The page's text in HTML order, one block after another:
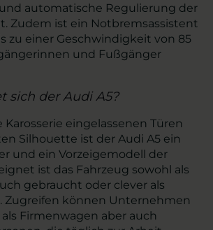
automatische Regulierung der
Zudem ist ein Notbremsassistent
zu einer Geschwindigkeit von 85
und Fußgänger
sich der Audi A5?
Karosserie eingelassenen Türen
Silhouette ist der Audi A5 ein
und ein Vorzeigemodell der
ist das Fahrzeug sowohl als
gebraucht oder clever als
Zugreifen können Unternehmen
Firmenwagen aber auch